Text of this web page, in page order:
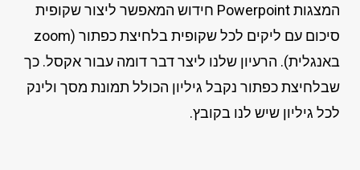
המצגות Powerpoint חידוש המאפשר ליצור שקופית
סיכום עם ליקים לכל שקופית בלחיצת כפתור (zoom
באנגלית). הרעיון שלנו ליצר דבר דומה עבור אקסל. כך
שבלחיצת כפתור נקבל גיליון הכולל תמונת מסך ולינק
לכל גיליון שיש לנו בקובץ.